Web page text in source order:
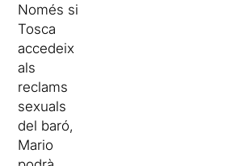
Només si
Tosca
accedeix
als
reclams
sexuals
del baró,
Mario